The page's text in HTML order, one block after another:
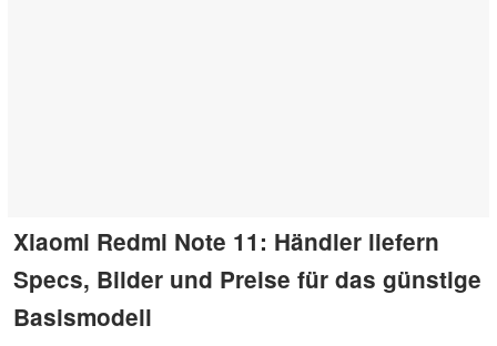
Xiaomi Redmi Note 11: Händler liefern
Specs, Bilder und Preise für das günstige
Basismodell